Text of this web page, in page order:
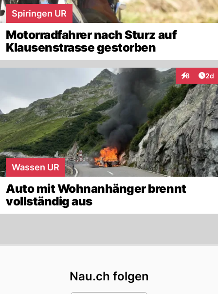
Spiringen UR
Motorradfahrer nach Sturz auf
Klausenstrasse gestorben
8 2d
Wassen UR
Auto mit Wohnanhänger brennt
vollständig aus
Nau.ch folgen